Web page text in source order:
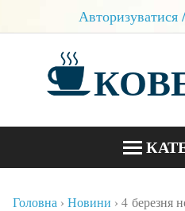
Авторизуватися
Головна Новини
4 березня